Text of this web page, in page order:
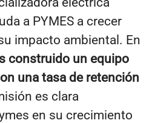
a PYMES a crecer
impacto ambiental. En
construido un equipo
una tasa de retención
es clara
en su crecimiento